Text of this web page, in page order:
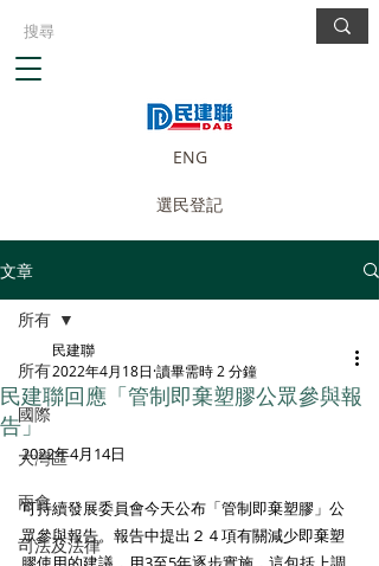
ENG
選民登記
文章
所有
國際
大灣區
兩會
司法及法律
所有
民建聯回應「管制即棄塑膠公眾參與報
告」
民建聯
2022年4月18日 讀畢需時 2 分鐘
2022年4月14日
可持續發展委員會今天公布「管制即棄塑膠」公
眾參與報告。報告中提出２４項有關減少即棄塑